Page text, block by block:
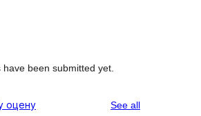
have been submitted yet.
оцену See allreviews